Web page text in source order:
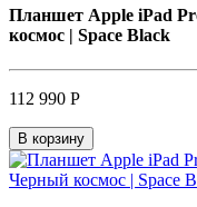
Планшет Apple iPad
космос | Space Black
112 990 Р
В корзину